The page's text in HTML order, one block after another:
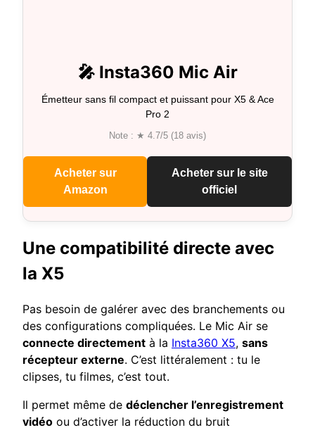
🎤 Insta360 Mic Air
Émetteur sans fil compact et puissant pour X5 & Ace
Pro 2
Note : ★ 4.7/5 (18 avis)
Acheter sur
Amazon
Acheter sur le site
officiel
Une compatibilité directe avec
la X5
Pas besoin de galérer avec des branchements ou
des configurations compliquées. Le Mic Air se
connecte directement à la Insta360 X5, sans
récepteur externe. C’est littéralement : tu le
clipses, tu filmes, c’est tout.
Il permet même de déclencher l’enregistrement
vidéo ou d’activer la réduction du bruit